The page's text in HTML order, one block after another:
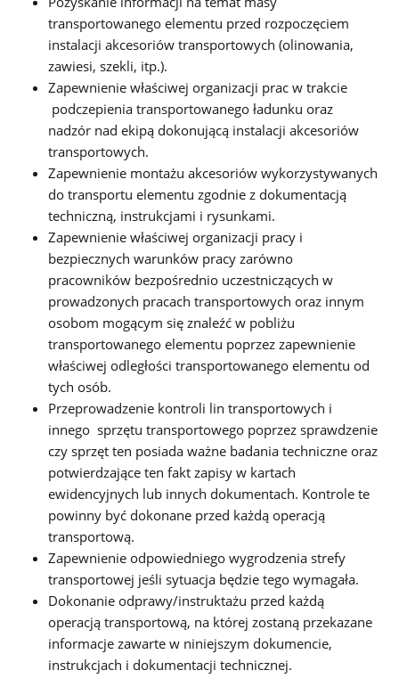
transportowanego elementu przed rozpoczęciem
instalacji akcesoriów transportowych (olinowania,
zawiesi, szekli, itp.).
Zapewnienie właściwej organizacji prac w trakcie
podczepienia transportowanego ładunku oraz
nadzór nad ekipą dokonującą instalacji akcesoriów
transportowych.
Zapewnienie montażu akcesoriów wykorzystywanych
do transportu elementu zgodnie z dokumentacją
techniczną, instrukcjami i rysunkami.
Zapewnienie właściwej organizacji pracy i
bezpiecznych warunków pracy zarówno
pracowników bezpośrednio uczestniczących w
prowadzonych pracach transportowych oraz innym
osobom mogącym się znaleźć w pobliżu
transportowanego elementu poprzez zapewnienie
właściwej odległości transportowanego elementu od
tych osób.
Przeprowadzenie kontroli lin transportowych i
innego sprzętu transportowego poprzez sprawdzenie
czy sprzęt ten posiada ważne badania techniczne oraz
potwierdzające ten fakt zapisy w kartach
ewidencyjnych lub innych dokumentach. Kontrole te
powinny być dokonane przed każdą operacją
transportową.
Zapewnienie odpowiedniego wygrodzenia strefy
transportowej jeśli sytuacja będzie tego wymagała.
Dokonanie odprawy/instruktażu przed każdą
operacją transportową, na której zostaną przekazane
informacje zawarte w niniejszym dokumencie,
instrukcjach i dokumentacji technicznej.